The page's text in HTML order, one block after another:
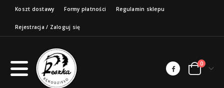
Koszt dostawy Formy płatności Regulamin sklepu
Rejestracja / Zaloguj się
0